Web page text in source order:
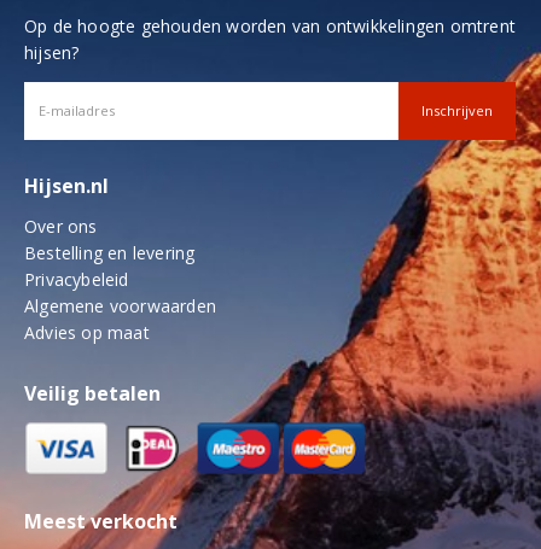
Op de hoogte gehouden worden van ontwikkelingen omtrent
hijsen?
Hijsen.nl
Over ons
Bestelling en levering
Privacybeleid
Algemene voorwaarden
Advies op maat
Veilig betalen
Meest verkocht